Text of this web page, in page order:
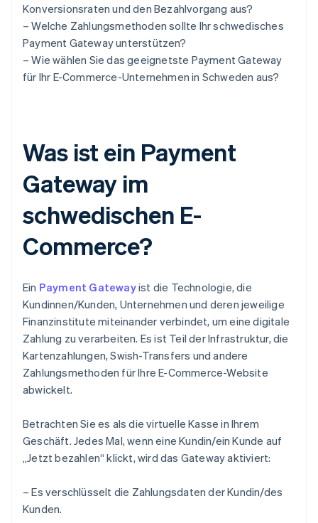
Konversionsraten und den Bezahlvorgang aus?
– Welche Zahlungsmethoden sollte Ihr schwedisches
Payment Gateway unterstützen?
– Wie wählen Sie das geeignetste Payment Gateway
für Ihr E-Commerce-Unternehmen in Schweden aus?
Was ist ein Payment
Gateway im
schwedischen E-
Commerce?
Ein Payment Gatewayist die Technologie, die
Kundinnen/Kunden, Unternehmen und deren jeweilige
Finanzinstitute miteinander verbindet, um eine digitale
Zahlung zu verarbeiten. Es ist Teil der Infrastruktur, die
Kartenzahlungen, Swish-Transfers und andere
Zahlungsmethoden für Ihre E-Commerce-Website
abwickelt.
Betrachten Sie es als die virtuelle Kasse in Ihrem
Geschäft. Jedes Mal, wenn eine Kundin/ein Kunde auf
„Jetzt bezahlen“ klickt, wird das Gateway aktiviert:
– Es verschlüsselt die Zahlungsdaten der Kundin/des
Kunden.